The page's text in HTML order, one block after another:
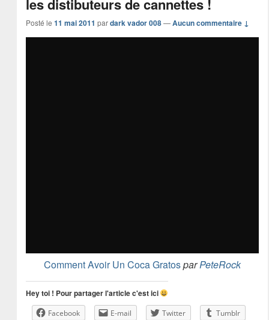
les distibuteurs de cannettes !
Posté le 11 mai 2011 pardark vador 008 —Aucun commentaire ↓
Comment Avoir Un Coca GratosparPeteRock
Hey toi ! Pour partager l'article c'est ici
Facebook E-mail Twitter
Tumblr